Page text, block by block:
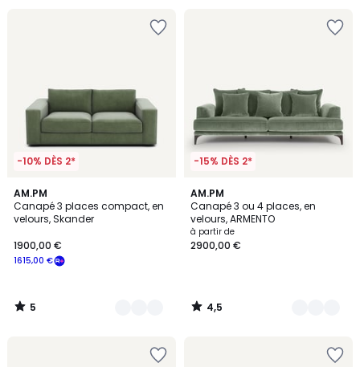
-10% DÈS 2*
AM.PM
Canapé 3 places compact, en
velours, Skander
1615,00 €
1900,00 €
5
/
5
15
Couleurs
5
/
-15% DÈS 2*
AM.PM
Canapé 3 ou 4 places, en
velours, ARMENTO
à partir de
2900,00 €
4,5
/ 5
14
Couleurs
4,5
/